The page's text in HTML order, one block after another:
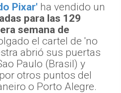
Pixar' ha vendido un
para las 129
semana de
el cartel de 'no
abrió sus puertas
Paulo (Brasil) y
otros puntos del
o Porto Alegre.